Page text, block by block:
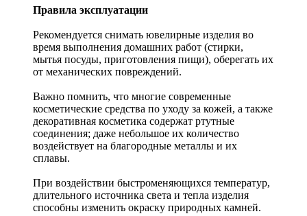
Правила эксплуатации
Рекомендуется снимать ювелирные изделия во
время выполнения домашних работ (стирки,
мытья посуды, приготовления пищи), оберегать их
от механических повреждений.
Важно помнить, что многие современные
косметические средства по уходу за кожей, а также
декоративная косметика содержат ртутные
соединения; даже небольшое их количество
воздействует на благородные металлы и их
сплавы.
При воздействии быстроменяющихся температур,
длительного источника света и тепла изделия
способны изменить окраску природных камней.